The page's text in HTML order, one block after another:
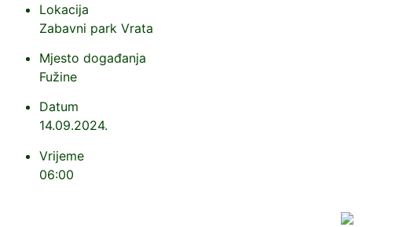
Lokacija
Zabavni park Vrata
Mjesto događanja
Fužine
Datum
14.09.2024.
Vrijeme
06:00